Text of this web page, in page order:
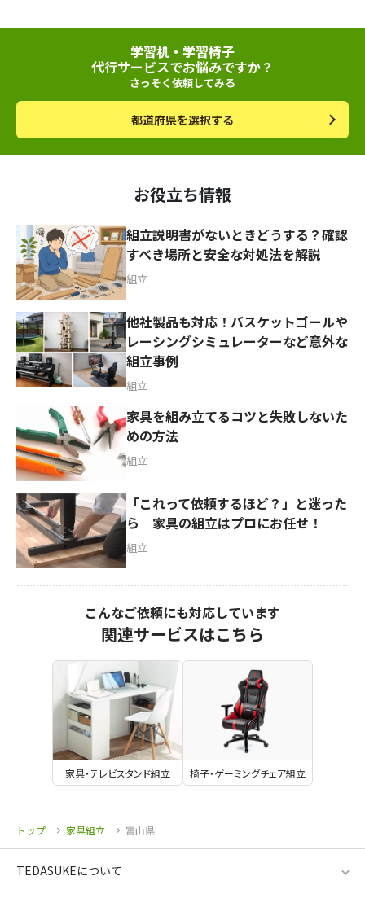
学習机・学習椅子
代行サービスでお悩みですか？
さっそく依頼してみる
都道府県を選択する
お役立ち情報
組立説明書がないときどうする？確認
すべき場所と安全な対処法を解説
組立
他社製品も対応！バスケットゴールや
レーシングシミュレーターなど意外な
組立事例
組立
家具を組み立てるコツと失敗しないた
めの方法
組立
「これって依頼するほど？」と迷った
ら 家具の組立はプロにお任せ！
組立
こんなご依頼にも対応しています
関連サービスはこちら
家具・テレビスタンド組立 椅子・ゲーミングチェア組立
トップ 家具組立 富山県
TEDASUKEについて